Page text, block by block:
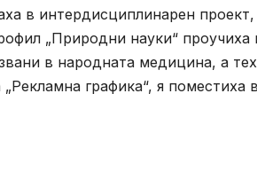
в интердисциплинарен
„Природни науки“
в народната медицина, а
графика“, я